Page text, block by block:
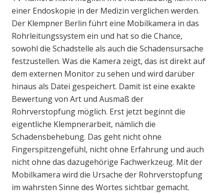
einer Endoskopie in der Medizin verglichen werden.
Der Klempner Berlin führt eine Mobilkamera in das
Rohrleitungssystem ein und hat so die Chance,
sowohl die Schadstelle als auch die Schadensursache
festzustellen. Was die Kamera zeigt, das ist direkt auf
dem externen Monitor zu sehen und wird darüber
hinaus als Datei gespeichert. Damit ist eine exakte
Bewertung von Art und Ausmaß der
Rohrverstopfung möglich. Erst jetzt beginnt die
eigentliche Klempnerarbeit, nämlich die
Schadensbehebung. Das geht nicht ohne
Fingerspitzengefühl, nicht ohne Erfahrung und auch
nicht ohne das dazugehörige Fachwerkzeug. Mit der
Mobilkamera wird die Ursache der Rohrverstopfung
im wahrsten Sinne des Wortes sichtbar gemacht.